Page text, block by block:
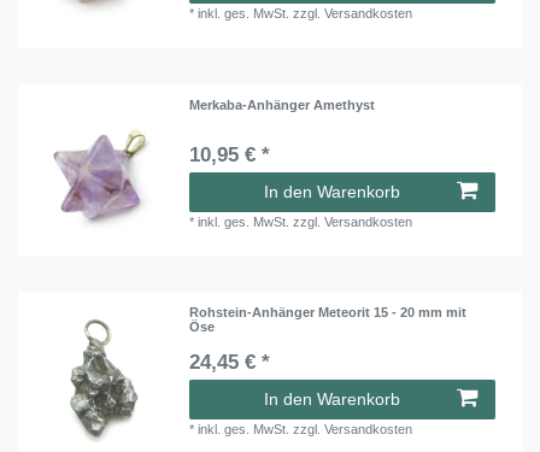
*inkl. ges. MwSt. zzgl.Versandkosten
Merkaba-Anhänger Amethyst
10,95 € *
In den Warenkorb
*inkl. ges. MwSt. zzgl.Versandkosten
Rohstein-Anhänger Meteorit 15 - 20 mm mit
Öse
24,45 € *
In den Warenkorb
*inkl. ges. MwSt. zzgl.Versandkosten